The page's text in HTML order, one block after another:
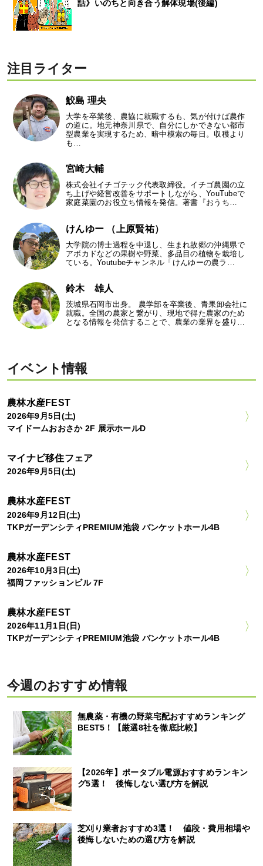
話》いのちと向き合う解体現場(後編)
注目ライター
鮫島 理央
大学を卒業後、農協に就職するも、気が付けば農作
の道に。地元神奈川県で、自分にしかできない都市
型農業を実現するため、暗中模索の毎日。収穫より
も…
宮崎大輔
株式会社イチゴテック代表取締役。イチゴ農園の立
ち上げや経営改善をサポートしながら、YouTubeで
家庭菜園のお役立ち情報を発信。著書『おうち…
けんゆー （上原賢祐）
大学院の博士過程を中退し、生まれ故郷の沖縄県で
アボカドなどの果樹や野菜、多品目の植物を栽培し
ている。Youtubeチャンネル「けんゆーの農ラ…
鈴木 雄人
茨城県石岡市出身。 農学部を卒業後、青果卸会社に
就職。全国の農家と繋がり、現地で得た農家のため
となる情報を発信することで、農業の業界を盛り…
イベント情報
農林水産FEST
2026年9月5日(土)
マイドームおおさか 2F 展示ホールD
マイナビ移住フェア
2026年9月5日(土)
農林水産FEST
2026年9月12日(土)
TKPガーデンシティPREMIUM池袋 バンケットホール4B
農林水産FEST
2026年10月3日(土)
福岡ファッションビル 7F
農林水産FEST
2026年11月1日(日)
TKPガーデンシティPREMIUM池袋 バンケットホール4B
今週のおすすめ情報
無農薬・有機の野菜宅配おすすめランキング
BEST5！【厳選8社を徹底比較】
【2026年】ポータブル電源おすすめランキン
グ5選！ 後悔しない選び方を解説
芝刈り業者おすすめ3選！ 値段・費用相場や
後悔しないための選び方を解説